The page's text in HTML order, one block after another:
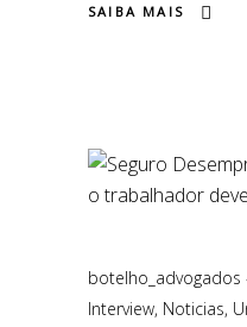
SAIBA MAIS
botelho_advogados
Interview, Noticias,